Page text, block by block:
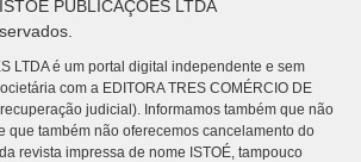
PUBLICAÇÕES LTDA
LTDA é um portal digital independente e sem
com a EDITORA TRES COMÉRCIO DE
judicial). Informamos também que não
que também não oferecemos cancelamento do
revista impressa de nome ISTOÉ, tampouco